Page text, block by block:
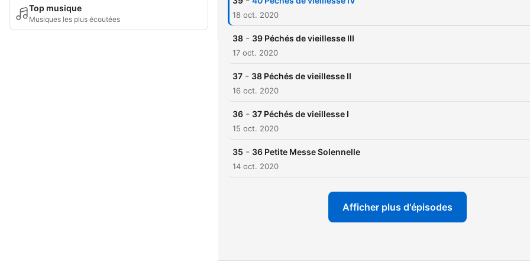
Top musique
Musiques les plus écoutées
musicales e i Pechés de
vieillesse. Questi ultimi sono
18 oct. 2020
38 - 39 Péchés de vieillesse III
17 oct. 2020
37 - 38 Péchés de vieillesse II
16 oct. 2020
36 - 37 Péchés de vieillesse I
15 oct. 2020
35 - 36 Petite Messe Solennelle
14 oct. 2020
Afficher plus d'épisodes